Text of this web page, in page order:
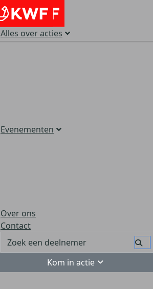
Alles over acties
Evenementen
Over ons
Contact
Kom in actie